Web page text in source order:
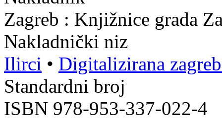
Zagreb : Knjižnice grada
Nakladnički niz
Ilirci • Digitalizirana
Standardni broj
ISBN 978-953-337-022-4